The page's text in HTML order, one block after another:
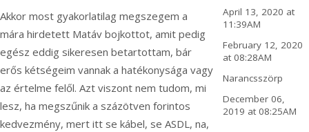
Akkor most gyakorlatilag megszegem a
mára hirdetett Matáv bojkottot, amit pedig
egész eddig sikeresen betartottam, bár
erős kétségeim vannak a hatékonysága vagy
az értelme felől. Azt viszont nem tudom, mi
lesz, ha megszűnik a százötven forintos
kedvezmény, mert itt se kábel, se ASDL, na,
April 13, 2020 at
11:39AM
February 12, 2020
at 08:28AM
Narancsszörp
December 06,
2019 at 08:25AM